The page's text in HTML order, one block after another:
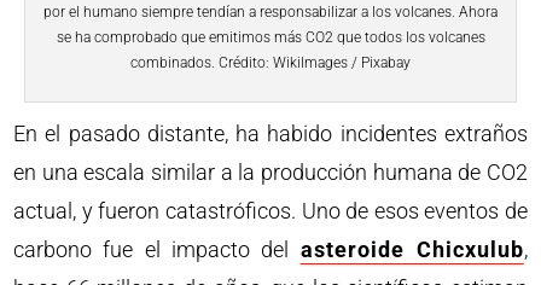
por el humano siempre tendían a responsabilizar a los volcanes. Ahora
se ha comprobado que emitimos más CO2 que todos los volcanes
combinados. Crédito: WikiImages / Pixabay
En el pasado distante, ha habido incidentes extraños
en una escala similar a la producción humana de CO2
actual, y fueron catastróficos. Uno de esos eventos de
carbono fue el impacto del asteroide Chicxulub,